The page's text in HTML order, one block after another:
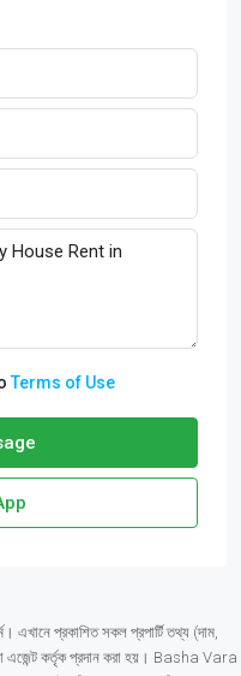
Terms of Use
এখানে প্রকাশিত সকল প্রপার্টি তথ্য (দাম,
বা এজেন্ট কর্তৃক প্রদান করা হয়। Basha Vara